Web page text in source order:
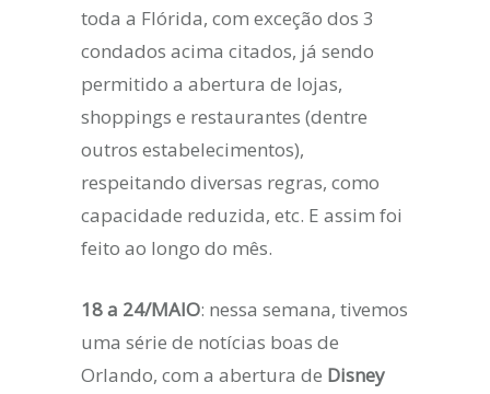
toda a Flórida, com exceção dos 3
condados acima citados, já sendo
permitido a abertura de lojas,
shoppings e restaurantes (dentre
outros estabelecimentos),
respeitando diversas regras, como
capacidade reduzida, etc. E assim foi
feito ao longo do mês.
18 a 24/MAIO: nessa semana, tivemos
uma série de notícias boas de
Orlando, com a abertura de Disney